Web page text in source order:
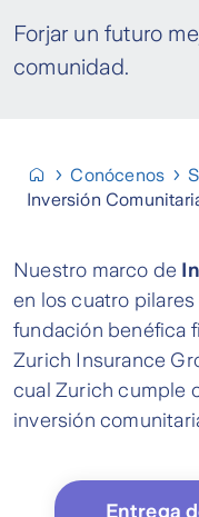
Forjar un futuro
comunidad.
Conócenos
Inversión
Nuestro marco de
en los cuatro pilares
fundación benéfica
Zurich Insurance
cual Zurich cumple
inversión
Entrega